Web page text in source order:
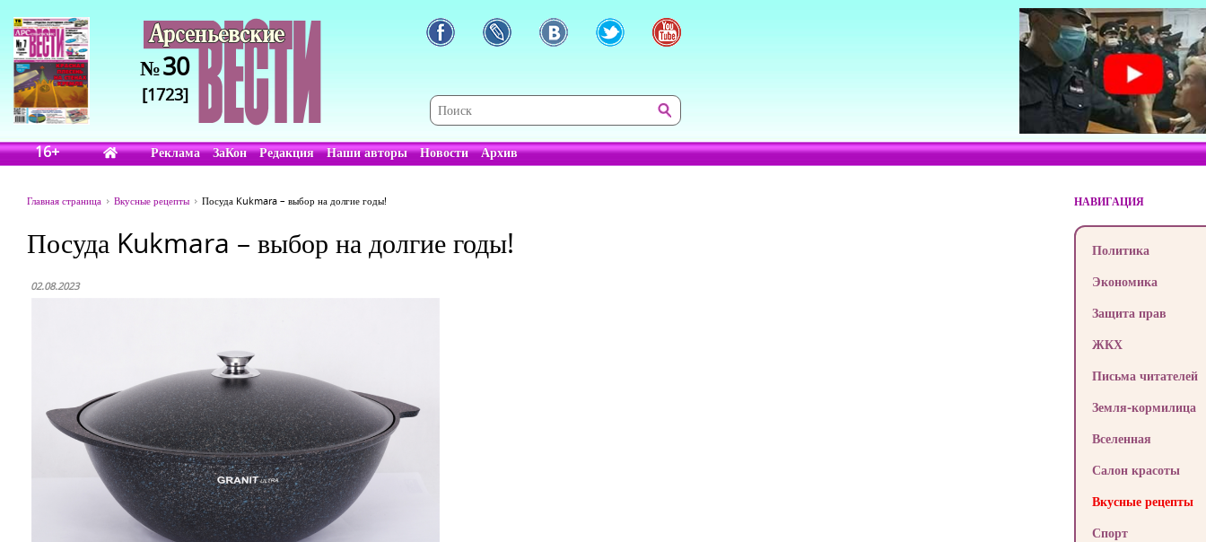
№30
[1723]
16+ Реклама ЗаКон Редакция Наши авторы Новости Архив
Главная страница Вкусные рецепты Посуда Kukmara – выбор на долгие годы!
Посуда Kukmara – выбор на долгие годы!
02.08.2023
НАВИГАЦИЯ
Политика
Экономика
Защита прав
ЖКХ
Письма читателей
Земля-кормилица
Вселенная
Салон красоты
Вкусные рецепты
Спорт